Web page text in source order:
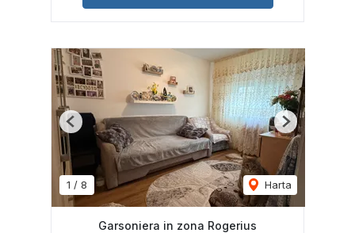
1 / 8 Harta
Previous Next
Garsoniera in zona Rogerius